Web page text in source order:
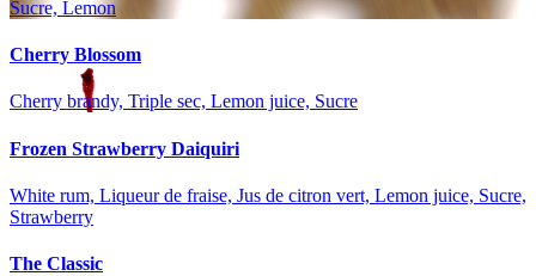
Sucre, Lemon
Cherry Blossom
Cherry brandy, Triple sec, Lemon juice, Sucre
Frozen Strawberry Daiquiri
White rum, Liqueur de fraise, Jus de citron vert, Lemon juice, Sucre,
Strawberry
The Classic